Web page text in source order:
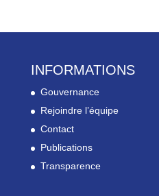
INFORMATIONS
Gouvernance
Rejoindre l’équipe
Contact
Publications
Transparence